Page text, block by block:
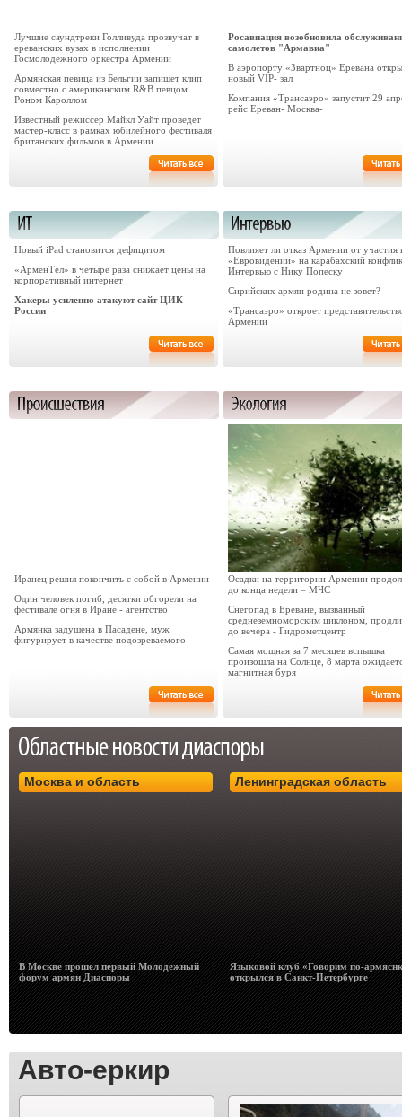
Лучшие саундтреки Голливуда прозвучат в
ереванских вузах в исполнении
Госмолодежного оркестра Армении
Армянская певица из Бельгии запишет клип
совместно с американским R&B певцом
Роном Кароллом
Известный режиссер Майкл Уайт проведет
мастер-класс в рамках юбилейного фестиваля
британских фильмов в Армении
Росавиация возобновила
самолетов "Армавиа"
В аэропорту «Звартноц» Еревана
новый VIP- зал
Компания «Трансаэро» запустит 29
рейс Ереван- Москва-
Новый iPad становится дефицитом
«АрменТел» в четыре раза снижает цены на
корпоративный интернет
Хакеры усиленно атакуют сайт ЦИК
России
Повлияет ли отказ Армении от участия
«Евровидении» на карабахский
Интервью с Нику Попеску
Сирийских армян родина не зовет?
«Трансаэро» откроет
Армении
Иранец решил покончить с собой в Армении
Один человек погиб, десятки обгорели на
фестивале огня в Иране - агентство
Армянка задушена в Пасадене, муж
фигурирует в качестве подозреваемого
Осадки на территории Армении
до конца недели – МЧС
Снегопад в Ереване, вызванный
среднеземноморским циклоном,
до вечера - Гидрометцентр
Самая мощная за 7 месяцев вспышка
произошла на Солнце, 8 марта
магнитная буря
Москва и область
В Москве прошел первый Молодежный
форум армян Диаспоры
Ленинградская область
Языковой клуб «Говорим по-
открылся в Санкт-Петербурге
Авто-еркир